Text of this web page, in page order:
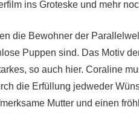
ins Groteske und mehr
die Bewohner der
Puppen sind. Das Motiv
so auch hier. Coraline
die Erfüllung jedweder
Mutter und einen